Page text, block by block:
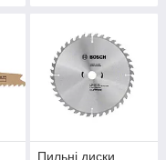
Пильні диски